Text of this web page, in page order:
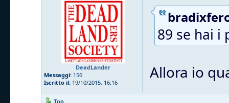
DeadLander
Messaggi: 156
Iscritto il: 19/10/2015, 16:16
89 se hai i
Allora io
Top